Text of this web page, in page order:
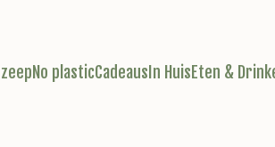
No plasticCadeaus In HuisEten &